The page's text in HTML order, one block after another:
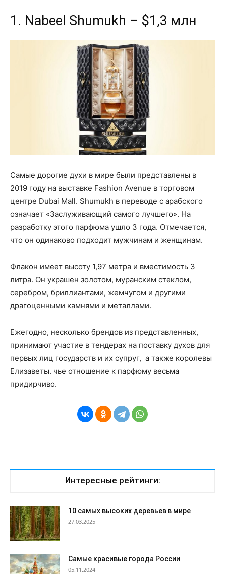
1. Nabeel Shumukh – $1,3 млн
Самые дорогие духи в мире были представлены в
2019 году на выставке Fashion Avenue в торговом
центре Dubai Mall. Shumukh в переводе с арабского
означает «Заслуживающий самого лучшего». На
разработку этого парфюма ушло 3 года. Отмечается,
что он одинаково подходит мужчинам и женщинам.
Флакон имеет высоту 1,97 метра и вместимость 3
литра. Он украшен золотом, муранским стеклом,
серебром, бриллиантами, жемчугом и другими
драгоценными камнями и металлами.
Ежегодно, несколько брендов из представленных,
принимают участие в тендерах на поставку духов для
первых лиц государств и их супруг, а также королевы
Елизаветы. чье отношение к парфюму весьма
придирчиво.
Интересные рейтинги:
10 самых высоких деревьев в мире
27.03.2025
Самые красивые города России
05.11.2024